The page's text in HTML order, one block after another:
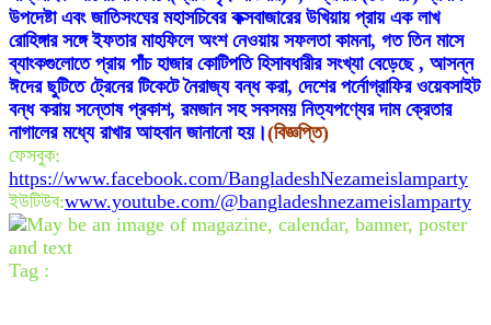
উপদেষ্টা এবং জাতিসংঘের মহাসচিবের কক্সবাজারের উখিয়ায় প্রায় এক লাখ
রোহিঙ্গার সঙ্গে ইফতার মাহফিলে অংশ নেওয়ায় সফলতা কামনা, গত তিন মাসে
ব্যাংকগুলোতে প্রায় পাঁচ হাজার কোটিপতি হিসাবধারীর সংখ্যা বেড়েছে , আসন্ন
ঈদের ছুটিতে ট্রেনের টিকেটে নৈরাজ্য বন্ধ করা, দেশের পর্নোগ্রাফির ওয়েবসাইট
বন্ধ করায় সন্তোষ প্রকাশ, রমজান সহ সবসময় নিত্যপণ্যের দাম ক্রেতার
নাগালের মধ্যে রাখার আহবান জানানো হয়।(বিজ্ঞপ্তি)
ফেসবুক:
https://www.facebook.com/BangladeshNezameislamparty
ইউটিউব:www.youtube.com/@bangladeshnezameislamparty
Tag :